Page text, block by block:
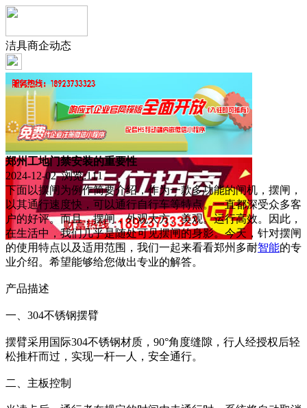
洁具商企动态
郑州工地门禁安装的重要性
2024-12-02 浏览:111
下面以摆闸为例作简要介绍，作为一款多功能的闸机，摆闸，
以其通行速度快，可以通行自行车等特点。一直都深受众多客
户的好评。而且，摆闸，外观大方、美观。运行高效。因此，
在生活中，我们几乎是随处可见摆闸的身影。今天，针对摆闸
的使用特点以及适用范围，我们一起来看看郑州多耐智能的专
业介绍。希望能够给您做出专业的解答。
产品描述
一、304不锈钢摆臂
摆臂采用国际304不锈钢材质，90°角度缝隙，行人经授权后轻
松推杆而过，实现一杆一人，安全通行。
二、主板控制